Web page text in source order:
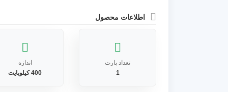
اطلاعات محصول
تعداد پارت
1
اندازه
400 کیلوبایت